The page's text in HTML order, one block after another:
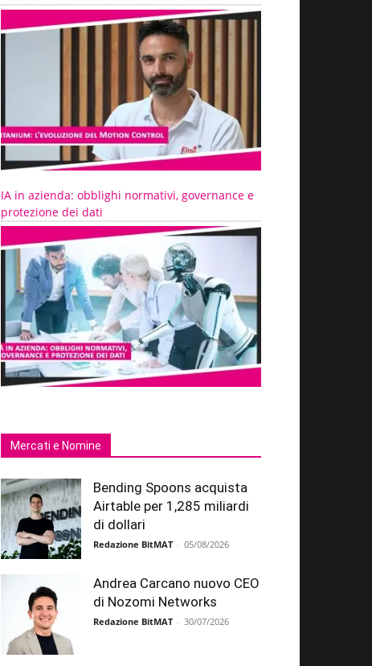
IA in azienda: obblighi normativi, governance e
protezione dei dati
Mercati e Nomine
Bending Spoons acquista
Airtable per 1,285 miliardi
di dollari
Redazione BitMAT - 05/08/2026
Andrea Carcano nuovo CEO
di Nozomi Networks
Redazione BitMAT - 30/07/2026